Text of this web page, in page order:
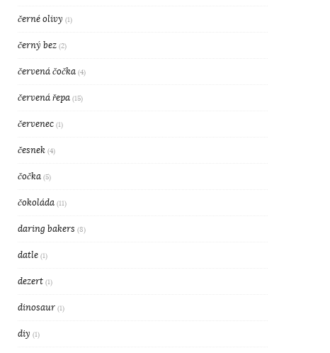
černé olivy (1)
černý bez (2)
červená čočka (4)
červená řepa (15)
červenec (1)
česnek (4)
čočka (5)
čokoláda (11)
daring bakers (8)
datle (1)
dezert (1)
dinosaur (1)
diy (1)